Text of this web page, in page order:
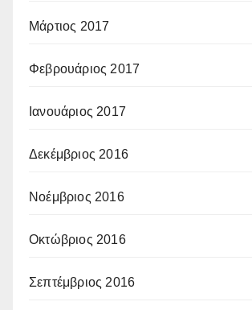
Μάρτιος 2017
Φεβρουάριος 2017
Ιανουάριος 2017
Δεκέμβριος 2016
Νοέμβριος 2016
Οκτώβριος 2016
Σεπτέμβριος 2016